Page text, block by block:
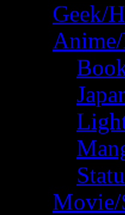
Geek/
Movie/